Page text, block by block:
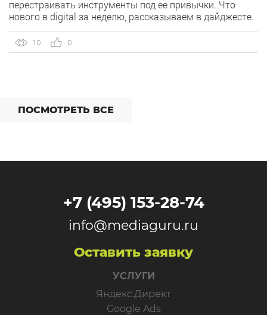
перестраивать инструменты под ее привычки. Что
нового в digital за неделю, рассказываем в дайджесте.
рекламных кампаний через диалог. В Директе
появился ИИ-помощник, который запускает
10 0
ПОСМОТРЕТЬ ВСЕ
+7 (495) 153-28-74
info@mediaguru.ru
Оставить заявку
УСЛУГИ
Яндекс.Директ
Google Ads